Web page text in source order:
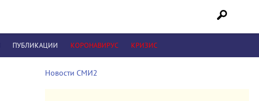
ПУБЛИКАЦИИ КОРОНАВИРУС КРИЗИС
Новости СМИ2